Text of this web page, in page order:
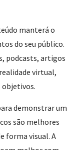
manterá o
do seu público.
podcasts, artigos
virtual,
objetivos.
demonstrar um
são melhores
forma visual. A